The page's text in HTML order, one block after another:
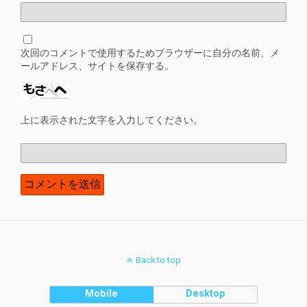
次回のコメントで使用するためブラウザーに自分の名前、メ
ールアドレス、サイトを保存する。
上に表示された文字を入力してください。
Back to top
Mobile Desktop